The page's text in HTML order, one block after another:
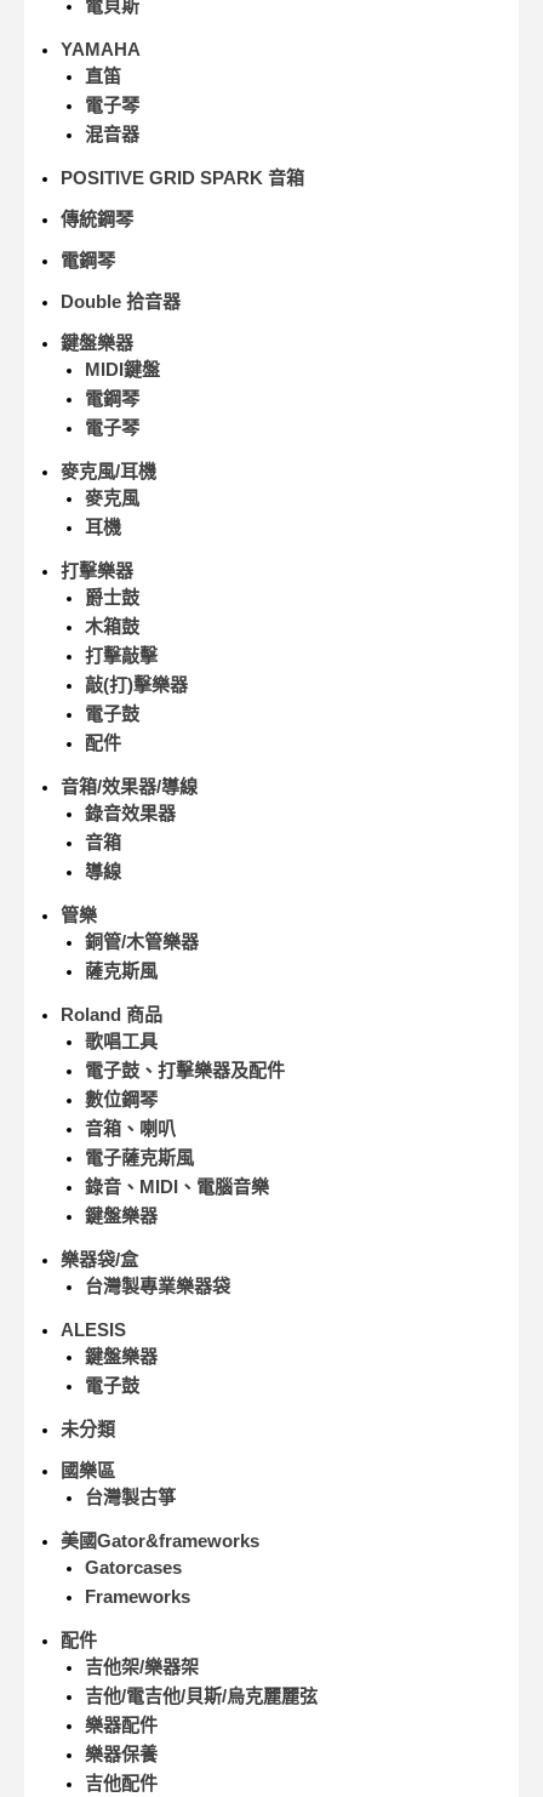
電貝斯
YAMAHA
直笛
電子琴
混音器
POSITIVE GRID SPARK 音箱
傳統鋼琴
電鋼琴
Double 拾音器
鍵盤樂器
MIDI鍵盤
電鋼琴
電子琴
麥克風/耳機
麥克風
耳機
打擊樂器
爵士鼓
木箱鼓
打擊敲擊
敲(打)擊樂器
電子鼓
配件
音箱/效果器/導線
錄音效果器
音箱
導線
管樂
銅管/木管樂器
薩克斯風
Roland 商品
歌唱工具
電子鼓、打擊樂器及配件
數位鋼琴
音箱、喇叭
電子薩克斯風
錄音、MIDI、電腦音樂
鍵盤樂器
樂器袋/盒
台灣製專業樂器袋
ALESIS
鍵盤樂器
電子鼓
未分類
國樂區
台灣製古箏
美國Gator&frameworks
Gatorcases
Frameworks
配件
吉他架/樂器架
吉他/電吉他/貝斯/烏克麗麗弦
樂器配件
樂器保養
吉他配件